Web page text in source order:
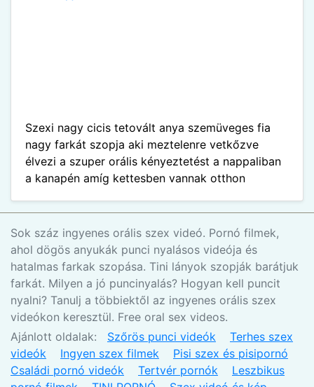
Szexi nagy cicis tetovált anya szemüveges fia
nagy farkát szopja aki meztelenre vetkőzve
élvezi a szuper orális kényeztetést a nappaliban
a kanapén amíg kettesben vannak otthon
Sok száz ingyenes orális szex videó. Pornó filmek,
ahol dögös anyukák punci nyalásos videója és
hatalmas farkak szopása. Tini lányok szopják barátjuk
farkát. Milyen a jó puncinyalás? Hogyan kell puncit
nyalni? Tanulj a többiektől az ingyenes orális szex
videókon keresztül. Free oral sex videos.
Ajánlott oldalak: Szőrös punci videók
Terhes szex
videók
Ingyen szex filmek
Pisi szex és pisipornó
Családi pornó videók
Tertvér pornók
Leszbikus